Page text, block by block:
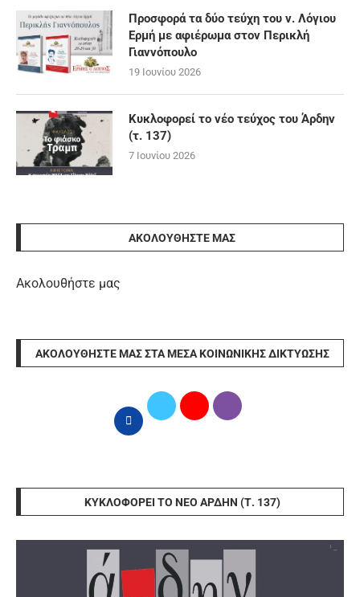
Προσφορά τα δύο τεύχη του ν. Λόγιου
Ερμή με αφιέρωμα στον Περικλή
Γιαννόπουλο
19 Ιουνίου 2026
Κυκλοφορεί το νέο τεύχος του Άρδην
(τ. 137)
7 Ιουνίου 2026
ΑΚΟΛΟΥΘΉΣΤΕ ΜΑΣ
Ακολουθήστε μας
ΑΚΟΛΟΥΘΉΣΤΕ ΜΑΣ ΣΤΑ ΜΈΣΑ ΚΟΙΝΩΝΙΚΉΣ ΔΙΚΤΎΩΣΗΣ
ΚΥΚΛΟΦΟΡΕΊ ΤΟ ΝΈΟ ΆΡΔΗΝ (Τ. 137)